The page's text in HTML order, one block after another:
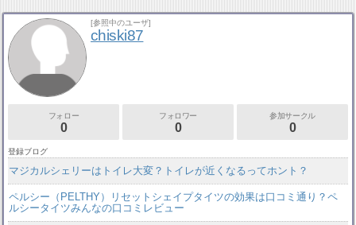
[参照中のユーザ]
chiski87
フォロー
0
フォロワー
0
参加サークル
0
登録ブログ
マジカルシェリーはトイレ大変？トイレが近くなるってホント？
ペルシー（PELTHY）リセットシェイプタイツの効果は口コミ通り？ペ
ルシータイツみんなの口コミレビュー